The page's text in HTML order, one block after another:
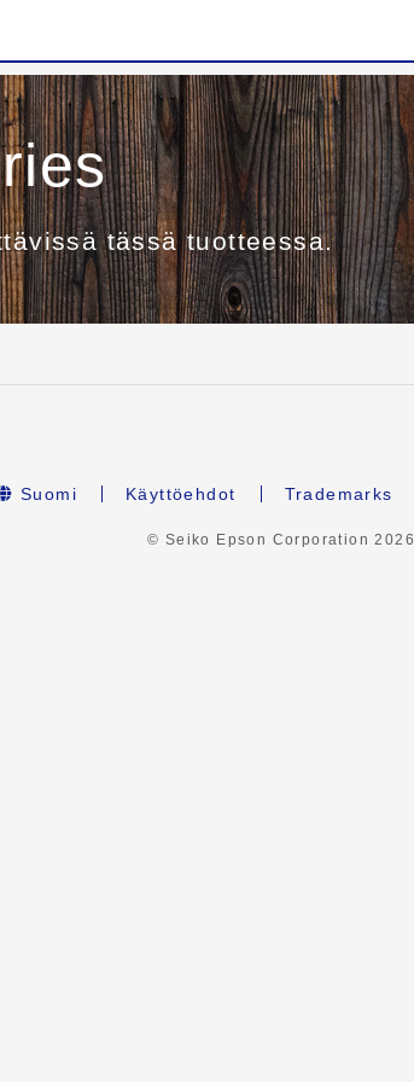
tässä tuotteessa.
Suomi Käyttöehdot Trademarks
© Seiko Epson Corporation2026